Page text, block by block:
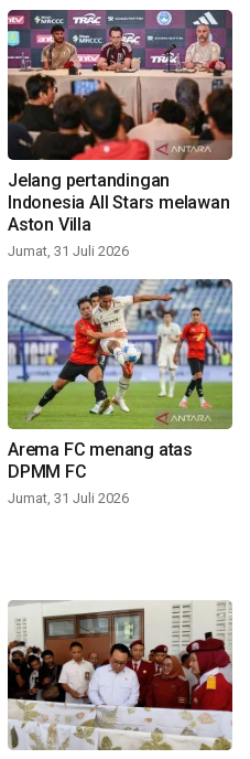
Jelang pertandingan
Indonesia All Stars melawan
Aston Villa
Jumat, 31 Juli 2026
Arema FC menang atas
DPMM FC
Jumat, 31 Juli 2026